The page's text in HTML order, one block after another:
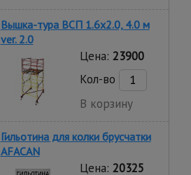
Вышка-тура ВСП 1.6х2.0, 4.0 м
ver. 2.0
Цена: 23900
Кол-во
В корзину
Гильотина для колки брусчатки
AFACAN
Цена: 20325